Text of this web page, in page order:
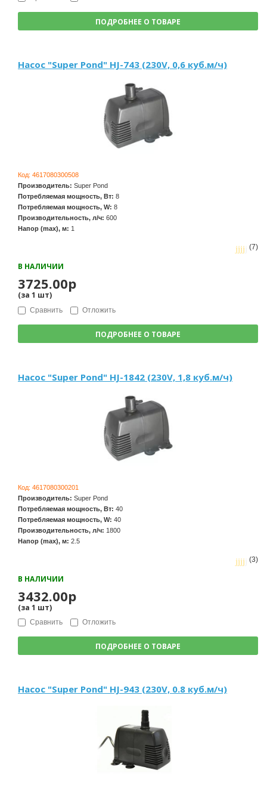
ПОДРОБНЕЕ О ТОВАРЕ
Насос "Super Pond" HJ-743 (230V, 0,6 куб.м/ч)
Код: 4617080300508
Производитель: Super Pond
Потребляемая мощность, Вт: 8
Потребляемая мощность, W: 8
Производительность, л/ч: 600
Напор (max), м: 1
(7)
В НАЛИЧИИ
3725.00р
(за 1 шт)
Сравнить Отложить
ПОДРОБНЕЕ О ТОВАРЕ
Насос "Super Pond" HJ-1842 (230V, 1,8 куб.м/ч)
Код: 4617080300201
Производитель: Super Pond
Потребляемая мощность, Вт: 40
Потребляемая мощность, W: 40
Производительность, л/ч: 1800
Напор (max), м: 2.5
(3)
В НАЛИЧИИ
3432.00р
(за 1 шт)
Сравнить Отложить
ПОДРОБНЕЕ О ТОВАРЕ
Насос "Super Pond" HJ-943 (230V, 0.8 куб.м/ч)